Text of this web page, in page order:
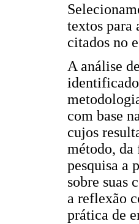
textos para
citados no
A análise
com base
cujos
método, da
pesquisa a
sobre suas
a reflexão
prática de